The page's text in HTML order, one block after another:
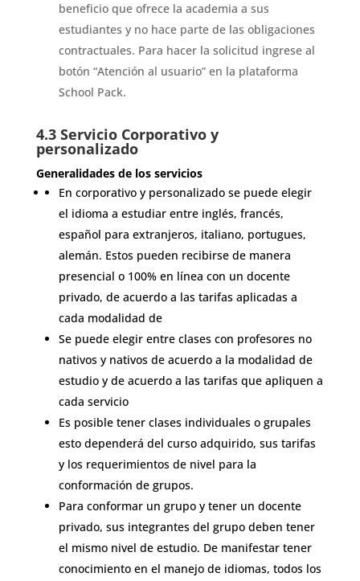
beneficio que ofrece la academia a sus
estudiantes y no hace parte de las obligaciones
contractuales. Para hacer la solicitud ingrese al
botón “Atención al usuario” en la plataforma
School Pack.
4.3 Servicio Corporativo y
personalizado
Generalidades de los servicios
En corporativo y personalizado se puede elegir
el idioma a estudiar entre inglés, francés,
español para extranjeros, italiano, portugues,
alemán. Estos pueden recibirse de manera
presencial o 100% en línea con un docente
privado, de acuerdo a las tarifas aplicadas a
cada modalidad de
Se puede elegir entre clases con profesores no
nativos y nativos de acuerdo a la modalidad de
estudio y de acuerdo a las tarifas que apliquen a
cada servicio
Es posible tener clases individuales o grupales
esto dependerá del curso adquirido, sus tarifas
y los requerimientos de nivel para la
conformación de grupos.
Para conformar un grupo y tener un docente
privado, sus integrantes del grupo deben tener
el mismo nivel de estudio. De manifestar tener
conocimiento en el manejo de idiomas, todos los